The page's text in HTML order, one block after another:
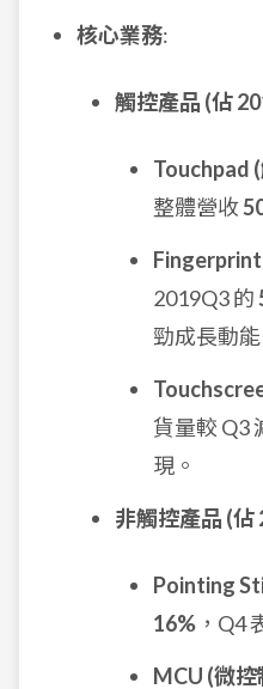
核心業務:
觸控產品 (佔
Touchpad
整體營收
2019Q3 的
勁成長動能
貨量較 Q3
現。
非觸控產品 (佔
Pointing
16% ，Q4
MCU (微